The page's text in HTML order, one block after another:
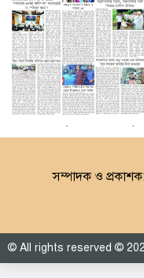
সম্পাদক ও
© All rights reserved ©